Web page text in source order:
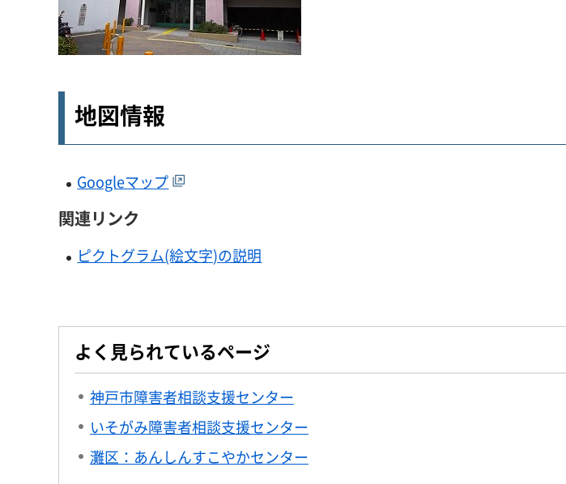
地図情報
Googleマップ
関連リンク
ピクトグラム(絵文字)の説明
よく見られているページ
神戸市障害者相談支援センター
いそがみ障害者相談支援センター
灘区：あんしんすこやかセンター